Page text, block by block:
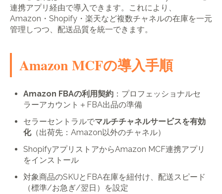
連携アプリ経由で導入できます。これにより、
Amazon・Shopify・楽天など複数チャネルの在庫を一元
管理しつつ、配送品質を統一できます。
Amazon MCFの導入手順
Amazon FBAの利用契約 ：プロフェッショナルセ
ラーアカウント＋FBA出品の準備
セラーセントラルでマルチチャネルサービスを有効
化（出荷先：Amazon以外のチャネル）
ShopifyアプリストアからAmazon MCF連携アプリ
をインストール
対象商品のSKUとFBA在庫を紐付け、配送スピード
（標準/お急ぎ/翌日）を設定